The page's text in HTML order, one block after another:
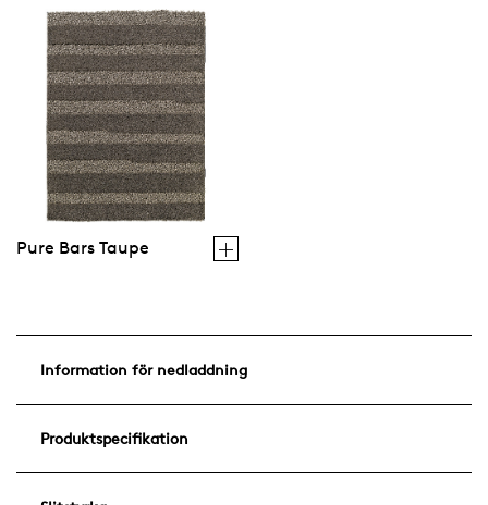
Pure Bars Taupe
Information för nedladdning
Produktspecifikation